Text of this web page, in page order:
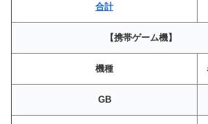
合計
【携帯ゲーム機】
機種
GB